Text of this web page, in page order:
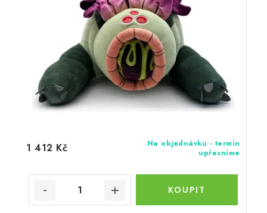
Na objednávku - termín
upřesníme
1 412 Kč